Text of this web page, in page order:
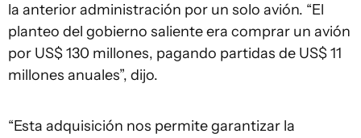
la anterior administración por un solo avión. “El
planteo del gobierno saliente era comprar un avión
por US$ 130 millones, pagando partidas de US$ 11
millones anuales”, dijo.
“Esta adquisición nos permite garantizar la